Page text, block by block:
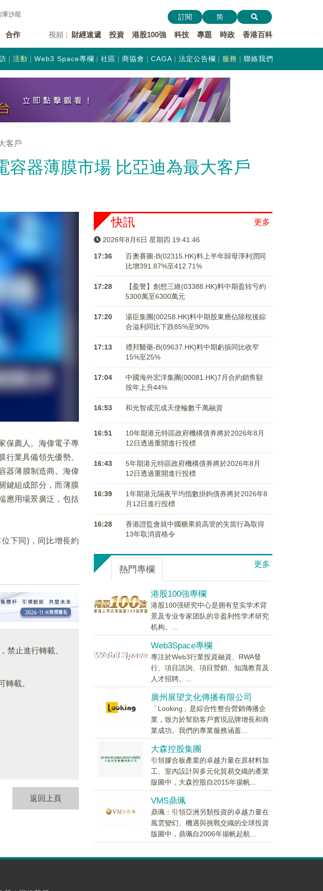
庫沙龍
合作 視頻 財經速遞 投資 港股100強 科技 專題 時政 香港百科
訂閱 简
活動 Web3 Space專欄 社區 商協會 CAGA 法定公告欄 服務 聯絡我們
客戶
容器薄膜市場 比亞迪為最大客戶
保薦人。海偉電子專
業具備領先優勢。
器薄膜制造商。海偉
鍵組成部分，而薄膜
應用場景廣泛，包括
下同)，同比增長約
禁止進行轉載、
轉載。
返回上頁
更多
快訊
2026年8月6日 星期四 19:41:46
17:36
百奧賽圖-B(02315.HK)料上半年歸母淨利潤同
比增391.87%至412.71%
17:28
【盈警】創想三維(03388.HK)料中期盈转亏約
5300萬至6300萬元
17:20
湯臣集團(00258.HK)料中期股東應佔除稅後綜
合溢利同比下跌85%至90%
17:13
禮邦醫藥-B(09637.HK)料中期虧損同比收窄
15%至25%
17:04
中國海外宏洋集團(00081.HK)7月合約銷售額
按年上升44%
16:53 和光智成完成天使輪數千萬融資
16:51
10年期港元特區政府機構債券將於2026年8月
12日透過重開進行投標
16:43
5年期港元特區政府機構債券將於2026年8月
12日透過重開進行投標
16:39
1年期港元隔夜平均指數掛鉤債券將於2026年8
月12日進行投標
16:28
香港證監會就中國糖果前高管的失當行為取得
13年取消資格令
更多
熱門專欄
港股100強專欄
港股100强研究中心是拥有坚实学术背
景及专业专家团队的非盈利性学术研究
机构。...
Web3Space專欄
專注於Web3行業投資融資、RWA發
行、項目諮詢、項目營銷、知識教育及
人才招聘。...
廣州展望文化傳播有限公司
「Looking」是綜合性整合營銷傳播企
業，致力於幫助客戶實現品牌增長和商
業成功。我們的專業服務涵蓋...
大森控股集團
引領膠合板產業的卓越力量在原材料加
工、室內設計與多元化貿易交織的產業
版圖中，大森控股自2015年揚帆...
VMS鼎珮
鼎珮：引領亞洲另類投資的卓越力量在
風雲變幻、機遇與挑戰交織的全球投資
版圖中，鼎珮自2006年揚帆起航...